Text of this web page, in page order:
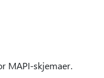
MAPI-skjemaer.